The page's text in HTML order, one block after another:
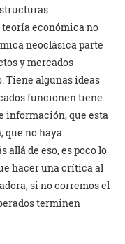
teoría económica no
neoclásica parte
y mercados
Tiene algunas ideas
funcionen tiene
información, que esta
que no haya
allá de eso, es poco lo
hacer una crítica al
si no corremos el
terminen